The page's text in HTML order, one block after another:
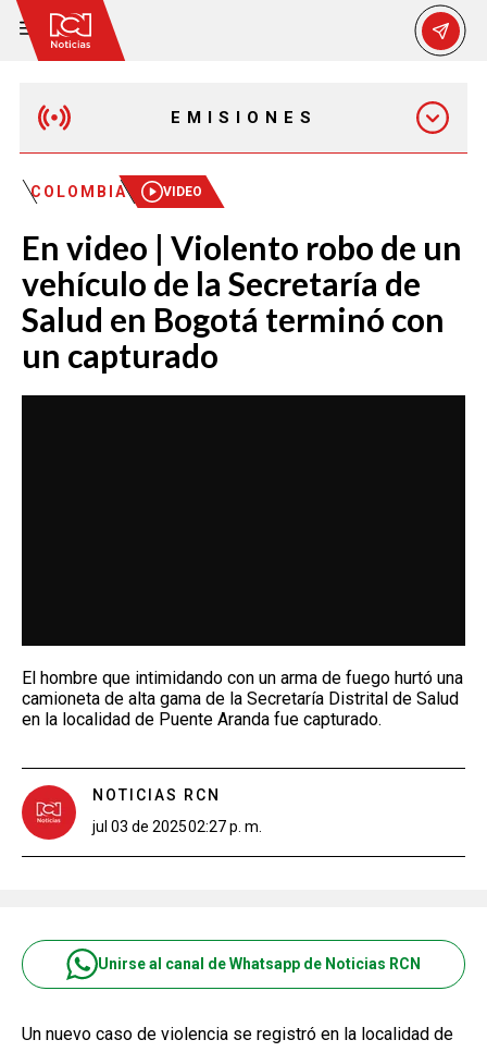
EMISIONES
MAÑANA EXPRESS
EMISIÓN 12:30 PM
EMISIÓN 7:00 PM
EMISIÓN 11:30 PM
COLOMBIA VIDEO
En video | Violento robo de un
vehículo de la Secretaría de
Salud en Bogotá terminó con
un capturado
El hombre que intimidando con un arma de fuego hurtó una
camioneta de alta gama de la Secretaría Distrital de Salud
en la localidad de Puente Aranda fue capturado.
NOTICIAS RCN
jul 03 de 202502:27 p. m.
Unirse al canal de Whatsapp de Noticias RCN
Un nuevo caso de violencia se registró en la localidad de